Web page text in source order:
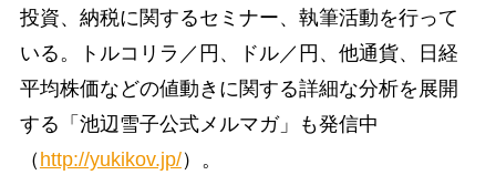
投資、納税に関するセミナー、執筆活動を行って
いる。トルコリラ／円、ドル／円、他通貨、日経
平均株価などの値動きに関する詳細な分析を展開
する「池辺雪子公式メルマガ」も発信中
（ http://yukikov.jp/）。